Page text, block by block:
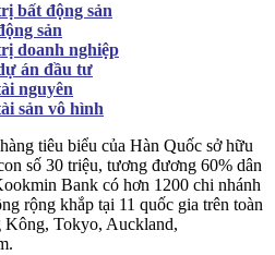
bất động sản
sản
doanh nghiệp
án đầu tư
nguyên
sản vô hình
tiêu biểu của Hàn Quốc sở hữu
số 30 triệu, tương đương 60% dân
Bank có hơn 1200 chi nhánh
rộng khắp tại 11 quốc gia trên toàn
Tokyo, Auckland,